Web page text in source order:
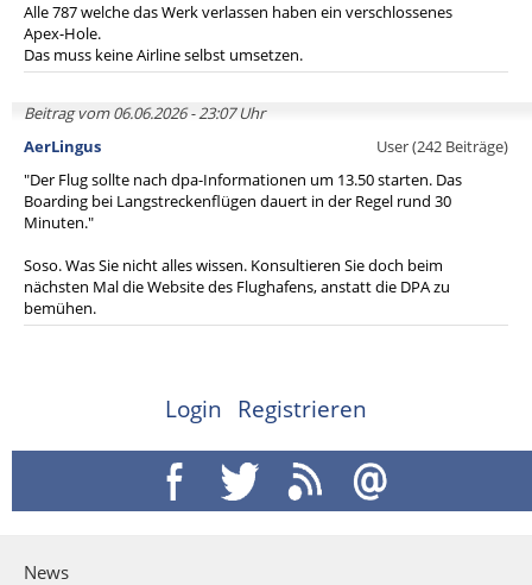
Alle 787 welche das Werk verlassen haben ein verschlossenes
Apex-Hole.
Das muss keine Airline selbst umsetzen.
Beitrag vom 06.06.2026 - 23:07 Uhr
AerLingus
User (242 Beiträge)
"Der Flug sollte nach dpa-Informationen um 13.50 starten. Das
Boarding bei Langstreckenflügen dauert in der Regel rund 30
Minuten."
Soso. Was Sie nicht alles wissen. Konsultieren Sie doch beim
nächsten Mal die Website des Flughafens, anstatt die DPA zu
bemühen.
Login Registrieren
News